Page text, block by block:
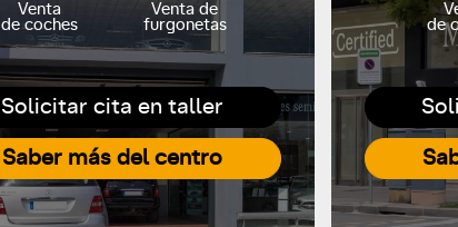
Solicitar cita en taller
Saber más del centro
Venta
de coches
Venta de
furgonetas
de